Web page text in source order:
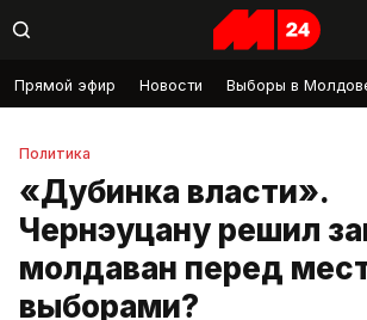
Прямой эфир Новости Выборы в
Политика
«Дубинка власти».
Чернэуцану решил
молдаван перед
выборами?